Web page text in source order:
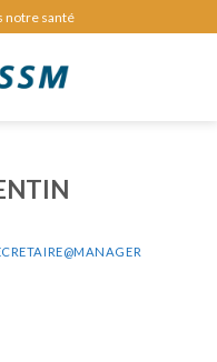
notre santé